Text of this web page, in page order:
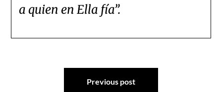
a quien en Ella fía”.
Navegación
Previous post